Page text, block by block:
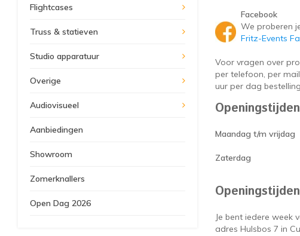
Flightcases
Truss & statieven
Studio apparatuur
Overige
Audiovisueel
Aanbiedingen
Showroom
Zomerknallers
Open Dag 2026
Facebook
We proberen
Fritz-Events
Voor vragen over
per telefoon, per
uur per dag
Maandag t/m vrijdag
Zaterdag
Je bent iedere
adres Hulsbos 7 in